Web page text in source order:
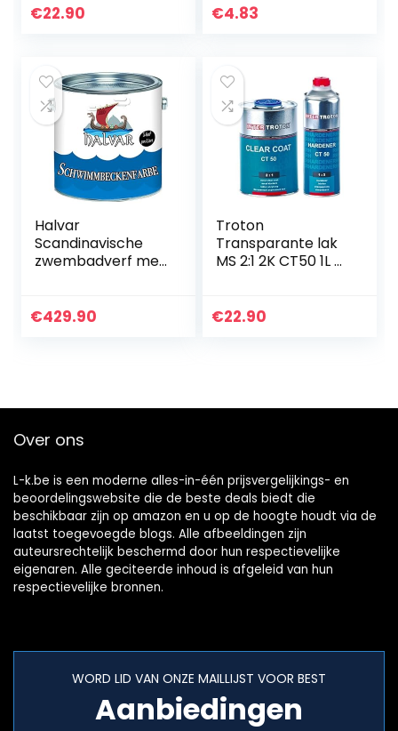
€22.90
Car Scratch
€4.83
Halvar
Scandinavische
zwembadverf met
GFK/kunststof/pol
€429.90
Troton
Transparante lak
MS 2:1 2K CT50 1L +
krasbestendig lak
€22.90
Over ons
L-k.be is een moderne alles-in-één prijsvergelijkings- en
beoordelingswebsite die de beste deals biedt die
beschikbaar zijn op amazon en u op de hoogte houdt via de
laatst toegevoegde blogs. Alle afbeeldingen zijn
auteursrechtelijk beschermd door hun respectievelijke
eigenaren. Alle geciteerde inhoud is afgeleid van hun
respectievelijke bronnen.
WORD LID VAN ONZE MAILLIJST VOOR BEST
Aanbiedingen